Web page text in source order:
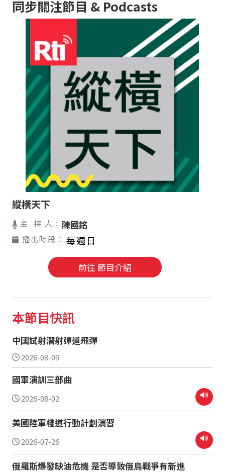
同步關注節目 & Podcasts
縱橫天下
主 持 人： 陳國銘
播出時段： 每週日
前往 節目介紹
本節目快訊
中國試射潛射彈道飛彈
2026-08-09
國軍演訓三部曲
2026-08-02
美國陸軍棧道行動計劃演習
2026-07-26
俄羅斯爆發缺油危機 是否導致俄烏戰爭有新進